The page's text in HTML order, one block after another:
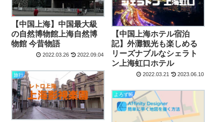
【中国上海】中国最大級
の自然博物館上海自然博
物館 今昔物語
2022.03.26 2022.09.04
【中国上海ホテル宿泊
記】外灘観光も楽しめる
リーズナブルなシェラト
ン上海虹口ホテル
2022.03.21 2023.06.10
旅行
よろず帳